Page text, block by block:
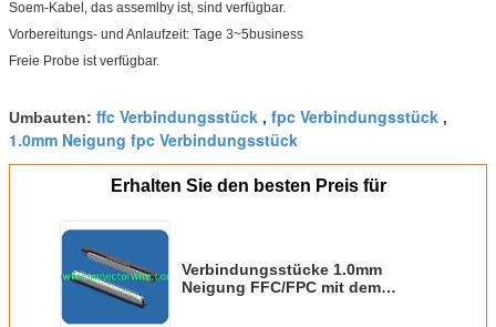
Soem-Kabel, das assemlby ist, sind verfügbar.
Vorbereitungs- und Anlaufzeit: Tage 3~5business
Freie Probe ist verfügbar.
Umbauten: ffc Verbindungsstück , fpc Verbindungsstück ,
1.0mm Neigung fpc Verbindungsstück
Erhalten Sie den besten Preis für
Verbindungsstücke 1.0mm
Neigung FFC/FPC mit dem